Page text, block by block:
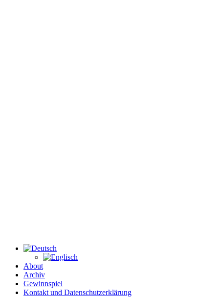
About
Archiv
Gewinnspiel
Kontakt und Datenschutzerklärung